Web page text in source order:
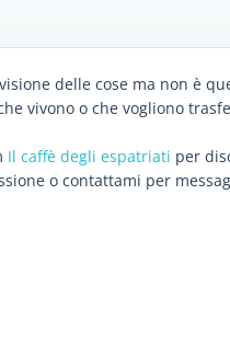
delle cose ma non è
vivono o che vogliono
Il caffè degli espatriati per
o contattami per